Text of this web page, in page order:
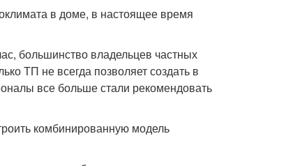
в доме, в настоящее время
большинство владельцев частных
ТП не всегда позволяет создать в
все больше стали рекомендовать
комбинированную модель